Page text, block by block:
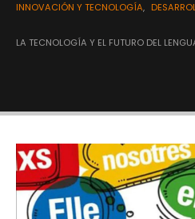
INNOVACIÓN Y TECNOLOGÍA,
LA TECNOLOGÍA Y EL FUTURO DEL